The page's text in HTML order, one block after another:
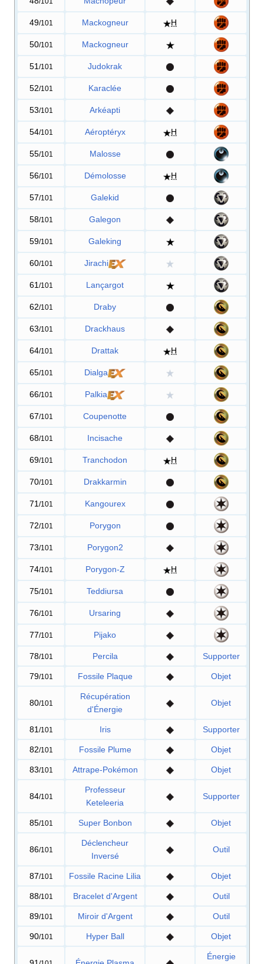
49/101 Mackogneur H
50/101 Mackogneur
51/101 Judokrak
52/101 Karaclée
53/101 Arkéapti
54/101 Aéroptéryx H
55/101 Malosse
56/101 Démolosse H
57/101 Galekid
58/101 Galegon
59/101 Galeking
60/101 Jirachi
61/101 Lançargot
62/101 Draby
63/101 Drackhaus
64/101 Drattak H
65/101 Dialga
66/101 Palkia
67/101 Coupenotte
68/101 Incisache
69/101 Tranchodon H
70/101 Drakkarmin
71/101 Kangourex
72/101 Porygon
73/101 Porygon2
74/101 Porygon-Z H
75/101 Teddiursa
76/101 Ursaring
77/101 Pijako
78/101 Percila Supporter
79/101 Fossile Plaque Objet
80/101
Récupération
d'Énergie
Objet
81/101 Iris Supporter
82/101 Fossile Plume Objet
83/101 Attrape-Pokémon Objet
84/101
Professeur
Keteleeria
Supporter
85/101 Super Bonbon Objet
86/101
Déclencheur
Inversé
Outil
87/101 Fossile Racine Lilia Objet
88/101 Bracelet d'Argent Outil
89/101 Miroir d'Argent Outil
90/101 Hyper Ball Objet
Énergie